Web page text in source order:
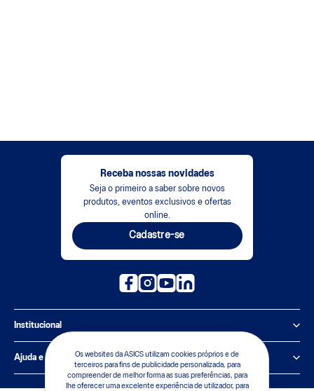
Os websites da ASICS utilizam cookies próprios e de
terceiros para fins de publicidade personalizada, para
compreender de melhor forma as suas preferências, para
lhe oferecer uma excelente experiência de utilizador, para
Receba nossas novidades
Seja o primeiro a saber sobre novos
produtos, eventos exclusivos e ofertas
online.
Cadastre-se
Institucional
Política de Privacidade
Sobre a ASICS
Ajuda e suporte
Central de Relacionamento